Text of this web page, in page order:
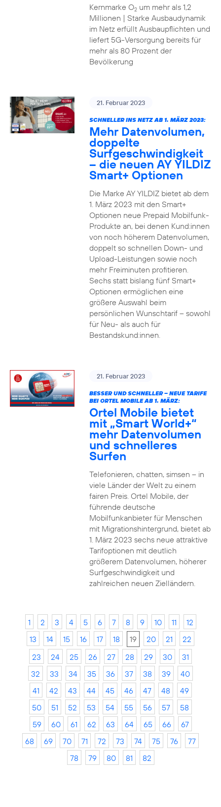
Kernmarke O2um mehr als 1,2
Millionen | Starke Ausbaudynamik
im Netz erfüllt Ausbaupflichten und
liefert 5G-Versorgung bereits für
mehr als 80 Prozent der
Bevölkerung
21. Februar 2023
SCHNELLER INS NETZ AB 1. MÄRZ 2023:
Mehr Datenvolumen,
doppelte
Surfgeschwindigkeit
– die neuen AY YILDIZ
Smart+ Optionen
Die Marke AY YILDIZ bietet ab dem
1. März 2023 mit den Smart+
Optionen neue Prepaid Mobilfunk-
Produkte an, bei denen Kund:innen
von noch höherem Datenvolumen,
doppelt so schnellen Down- und
Upload-Leistungen sowie noch
mehr Freiminuten profitieren.
Sechs statt bislang fünf Smart+
Optionen ermöglichen eine
größere Auswahl beim
persönlichen Wunschtarif – sowohl
für Neu- als auch für
Bestandskund:innen.
21. Februar 2023
BESSER UND SCHNELLER – NEUE TARIFE
BEI ORTEL MOBILE AB 1. MÄRZ:
Ortel Mobile bietet
mit „Smart World+“
mehr Datenvolumen
und schnelleres
Surfen
Telefonieren, chatten, simsen – in
viele Länder der Welt zu einem
fairen Preis. Ortel Mobile, der
führende deutsche
Mobilfunkanbieter für Menschen
mit Migrationshintergrund, bietet ab
1. März 2023 sechs neue attraktive
Tarifoptionen mit deutlich
größerem Datenvolumen, höherer
Surfgeschwindigkeit und
zahlreichen neuen Zielländern.
1 2 3 4 5 6 7 8 9 10 11
12
13
14 15 16 17 18 19 20 21
22
23
24 25 26 27 28 29 30
31
32
33 34 35 36 37 38 39
40
41
42 43 44 45 46 47 48
49
50
51 52 53 54 55 56 57
58
59
60 61 62 63 64 65 66
67
68
69 70 71 72 73 74 75 76
77
78
79 80 81 82